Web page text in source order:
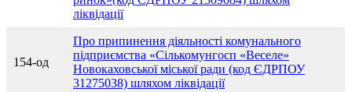
ліквідації
154-од
Про припинення діяльності комунального
підприємства «Сількомунгосп «Веселе»
Новокаховської міської ради (код ЄДРПОУ
31275038) шляхом ліквідації